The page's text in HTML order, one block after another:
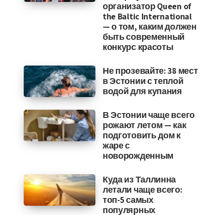
организатор Queen of
the Baltic International
— о том, каким должен
быть современный
конкурс красоты
Не прозевайте: 38 мест
в Эстонии с теплой
водой для купания
В Эстонии чаще всего
рожают летом — как
подготовить дом к
жаре с
новорожденным
Куда из Таллинна
летали чаще всего:
топ-5 самых
популярных